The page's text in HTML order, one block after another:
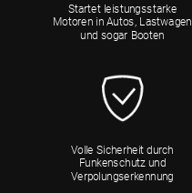
Startet leistungsstarke
Motoren in Autos, Lastwagen
und sogar Booten
Volle Sicherheit durch
Funkenschutz und
Verpolungserkennung